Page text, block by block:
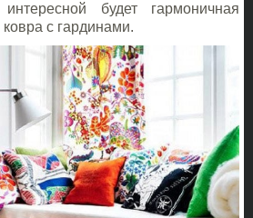
будет гармоничная
с гардинами.